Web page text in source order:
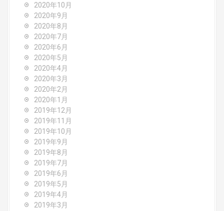
2020年10月
2020年9月
2020年8月
2020年7月
2020年6月
2020年5月
2020年4月
2020年3月
2020年2月
2020年1月
2019年12月
2019年11月
2019年10月
2019年9月
2019年8月
2019年7月
2019年6月
2019年5月
2019年4月
2019年3月